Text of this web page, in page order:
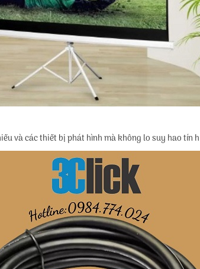
và các thiết bị phát hình mà không lo suy hao tín